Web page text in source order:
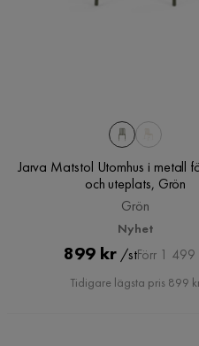
Jarva Matstol Utomhus i metall
och uteplats, Grön
Grön
Nyhet
Pris
899 kr /stOriginal
Pris
Förr 1 499
Tidigare lägsta pris 899